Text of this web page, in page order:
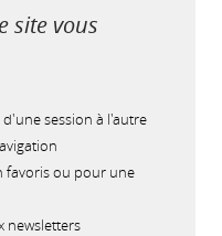
site vous
session à l'autre
favoris ou pour une
newsletters